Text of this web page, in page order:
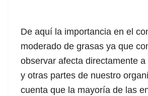
De aquí la importancia en el
moderado de grasas ya que
observar afecta directamente
y otras partes de nuestro
cuenta que la mayoría de las